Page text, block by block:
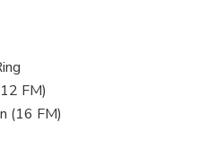
FM)
(16 FM)